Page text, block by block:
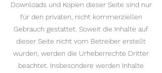
Downloads und Kopien dieser Seite sind nur
für den privaten, nicht kommerziellen
Gebrauch gestattet. Soweit die Inhalte auf
dieser Seite nicht vom Betreiber erstellt
wurden, werden die Urheberrechte Dritter
beachtet. Insbesondere werden Inhalte